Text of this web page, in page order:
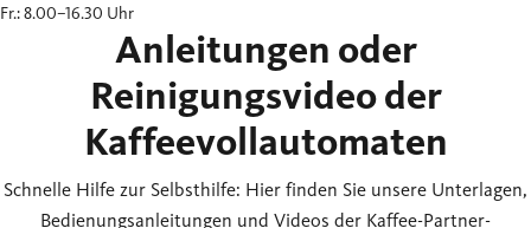
Fr.: 8.00–16.30 Uhr
Anleitungen oder
Reinigungsvideo der
Kaffeevollautomaten
Schnelle Hilfe zur Selbsthilfe: Hier finden Sie unsere Unterlagen,
Bedienungsanleitungen und Videos der Kaffee-Partner-